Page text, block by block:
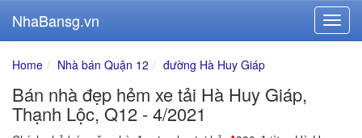
NhaBansg.vn
Home Nhà bán Quận 12 đường Hà Huy Giáp
Bán nhà đẹp hẻm xe tải Hà Huy Giáp,
Thạnh Lộc, Q12 - 4/2021